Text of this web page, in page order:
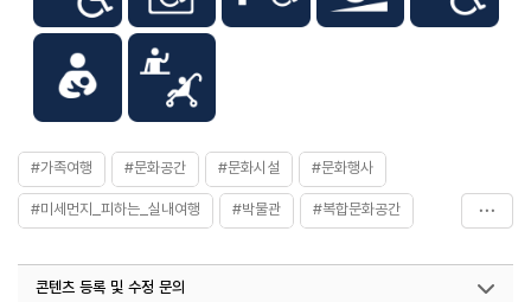
#가족여행 #문화공간 #문화시설 #문화행사
#미세먼지_피하는_실내여행 #박물관 #복합문화공간
#전시공간 #전시관
콘텐츠 등록 및 수정 문의